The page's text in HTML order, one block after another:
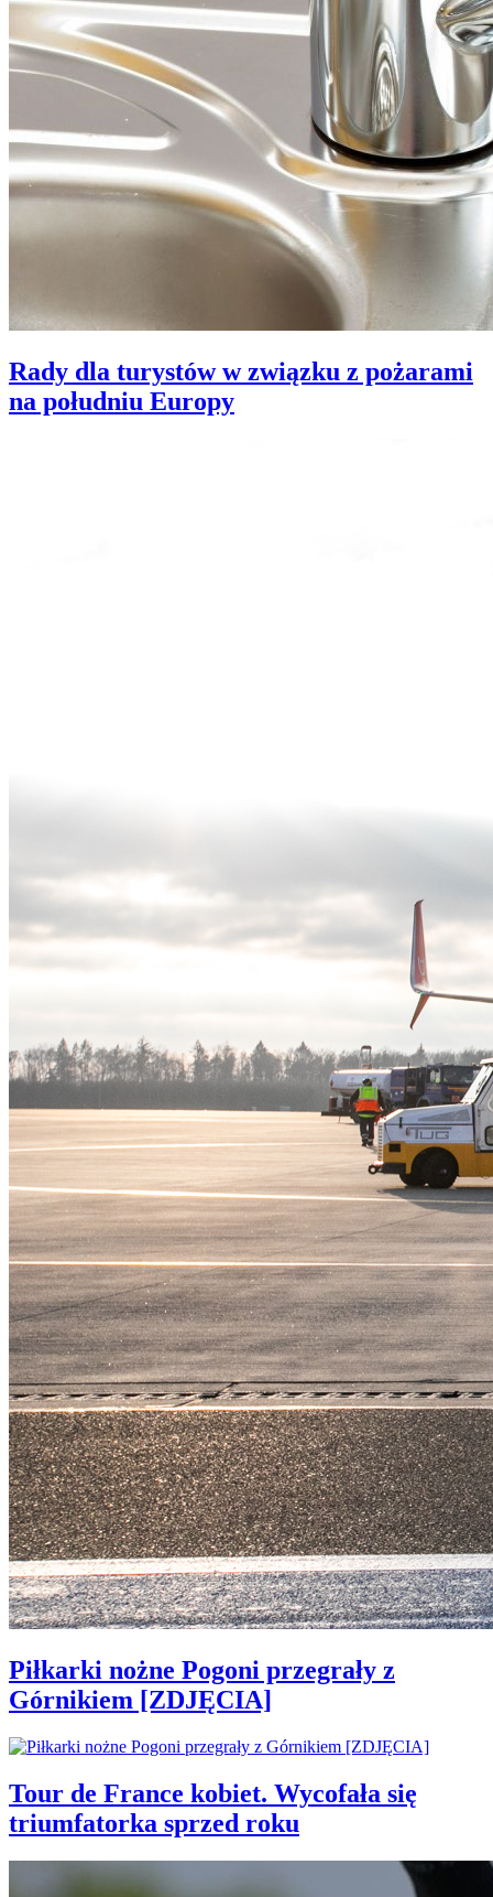
Rady dla turystów w związku z pożarami
na południu Europy
Piłkarki nożne Pogoni przegrały z
Górnikiem [ZDJĘCIA]
Tour de France kobiet. Wycofała się
triumfatorka sprzed roku